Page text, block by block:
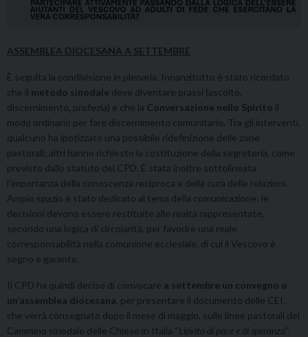
ASSEMBLEA DIOCESANA A SETTEMBRE
È seguita la condivisione in plenaria. Innanzitutto è stato ricordato
che il metodo sinodale deve diventare prassi (ascolto,
discernimento, profezia) e che la Conversazione nello Spirito il
modo ordinario per fare discernimento comunitario. Tra gli interventi,
qualcuno ha ipotizzato una possibile ridefinizione delle zone
pastorali; altri hanno richiesto la costituzione della segreteria, come
previsto dallo statuto del CPD. È stata inoltre sottolineata
l’importanza della conoscenza reciproca e della cura delle relazioni.
Ampio spazio è stato dedicato al tema della comunicazione: le
decisioni devono essere restituite alle realtà rappresentate,
secondo una logica di circolarità, per favorire una reale
corresponsabilità nella comunione ecclesiale, di cui il Vescovo è
segno e garante.
Il CPD ha quindi deciso di convocare a settembre un convegno o
un’assemblea diocesana , per presentare il documento delle CEI,
che verrà consegnato dopo il mese di maggio, sulle linee pastorali del
Cammino sinodale delle Chiese in Italia “Lievito di pace e di speranza”.